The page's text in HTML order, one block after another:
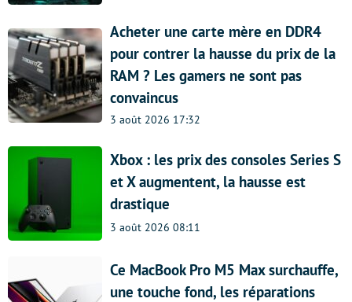
Acheter une carte mère en DDR4
pour contrer la hausse du prix de la
RAM ? Les gamers ne sont pas
convaincus
3 août 2026 17:32
Xbox : les prix des consoles Series S
et X augmentent, la hausse est
drastique
3 août 2026 08:11
Ce MacBook Pro M5 Max surchauffe,
une touche fond, les réparations